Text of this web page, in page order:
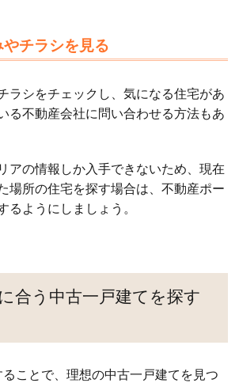
チラシを見る
ラシをチェックし、気になる住宅があ
る不動産会社に問い合わせる方法もあ
アの情報しか入手できないため、現在
場所の住宅を探す場合は、不動産ポー
るようにしましょう。
合う中古一戸建てを探す
ことで、理想の中古一戸建てを見つ